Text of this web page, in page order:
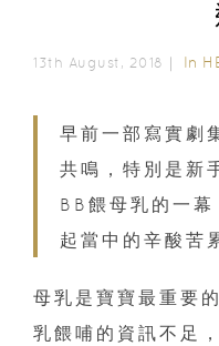
13th August, 2018｜ In
早前一部寫實劇
共鳴，特別是新
BB餵母乳的一
起當中的辛酸苦
母乳是寶寶最重要
乳餵哺的資訊不足